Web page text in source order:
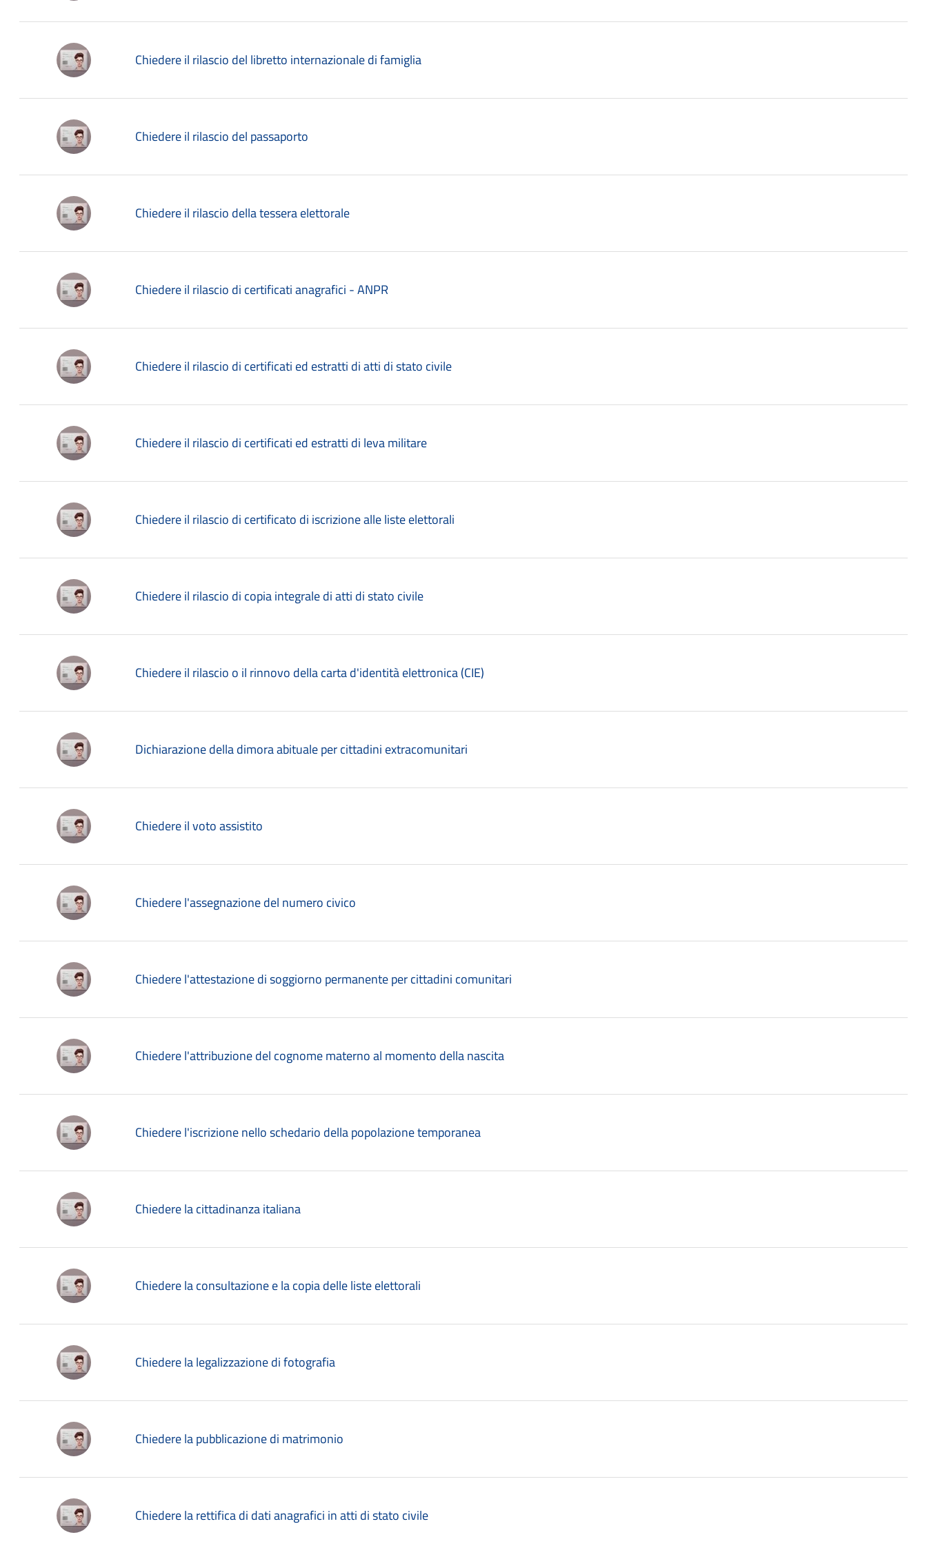
Chiedere il rilascio del libretto internazionale di famiglia
Chiedere il rilascio del passaporto
Chiedere il rilascio della tessera elettorale
Chiedere il rilascio di certificati anagrafici - ANPR
Chiedere il rilascio di certificati ed estratti di atti di stato civile
Chiedere il rilascio di certificati ed estratti di leva militare
Chiedere il rilascio di certificato di iscrizione alle liste elettorali
Chiedere il rilascio di copia integrale di atti di stato civile
Chiedere il rilascio o il rinnovo della carta d'identità elettronica (CIE)
Dichiarazione della dimora abituale per cittadini extracomunitari
Chiedere il voto assistito
Chiedere l'assegnazione del numero civico
Chiedere l'attestazione di soggiorno permanente per cittadini comunitari
Chiedere l'attribuzione del cognome materno al momento della nascita
Chiedere l'iscrizione nello schedario della popolazione temporanea
Chiedere la cittadinanza italiana
Chiedere la consultazione e la copia delle liste elettorali
Chiedere la legalizzazione di fotografia
Chiedere la pubblicazione di matrimonio
Chiedere la rettifica di dati anagrafici in atti di stato civile